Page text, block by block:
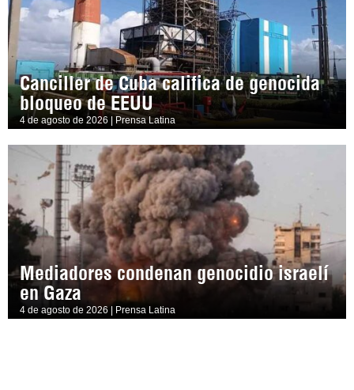
Canciller de Cuba califica de genocida
bloqueo de EEUU
4 de agosto de 2026 | Prensa Latina
Mediadores condenan genocidio israelí
en Gaza
4 de agosto de 2026 | Prensa Latina